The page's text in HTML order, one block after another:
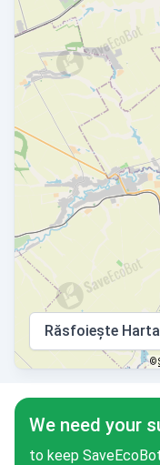
Răsfoiește Harta
©
We need your
to keep